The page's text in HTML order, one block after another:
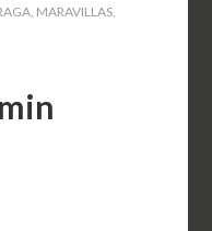
, MARAVILLAS,